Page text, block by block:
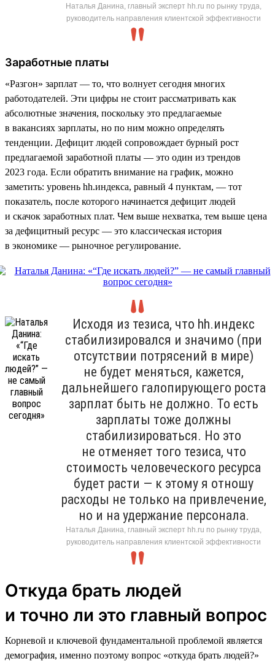
Наталья Данина, главный эксперт hh.ru по рынку труда,
руководитель направления клиентской эффективности
Заработные платы
«Разгон» зарплат — то, что волнует сегодня многих
работодателей. Эти цифры не стоит рассматривать как
абсолютные значения, поскольку это предлагаемые
в вакансиях зарплаты, но по ним можно определять
тенденции. Дефицит людей сопровождает бурный рост
предлагаемой заработной платы — это один из трендов
2023 года. Если обратить внимание на график, можно
заметить: уровень hh.индекса, равный 4 пунктам, — тот
показатель, после которого начинается дефицит людей
и скачок заработных плат. Чем выше нехватка, тем выше цена
за дефицитный ресурс — это классическая история
в экономике — рыночное регулирование.
Исходя из тезиса, что hh.индекс
стабилизировался и значимо (при
отсутствии потрясений в мире)
не будет меняться, кажется,
дальнейшего галопирующего роста
зарплат быть не должно. То есть
зарплаты тоже должны
стабилизироваться. Но это
не отменяет того тезиса, что
стоимость человеческого ресурса
будет расти — к этому я отношу
расходы не только на привлечение,
но и на удержание персонала.
Наталья Данина, главный эксперт hh.ru по рынку труда,
руководитель направления клиентской эффективности
Откуда брать людей
и точно ли это главный вопрос
Корневой и ключевой фундаментальной проблемой является
демография, именно поэтому вопрос «откуда брать людей?»